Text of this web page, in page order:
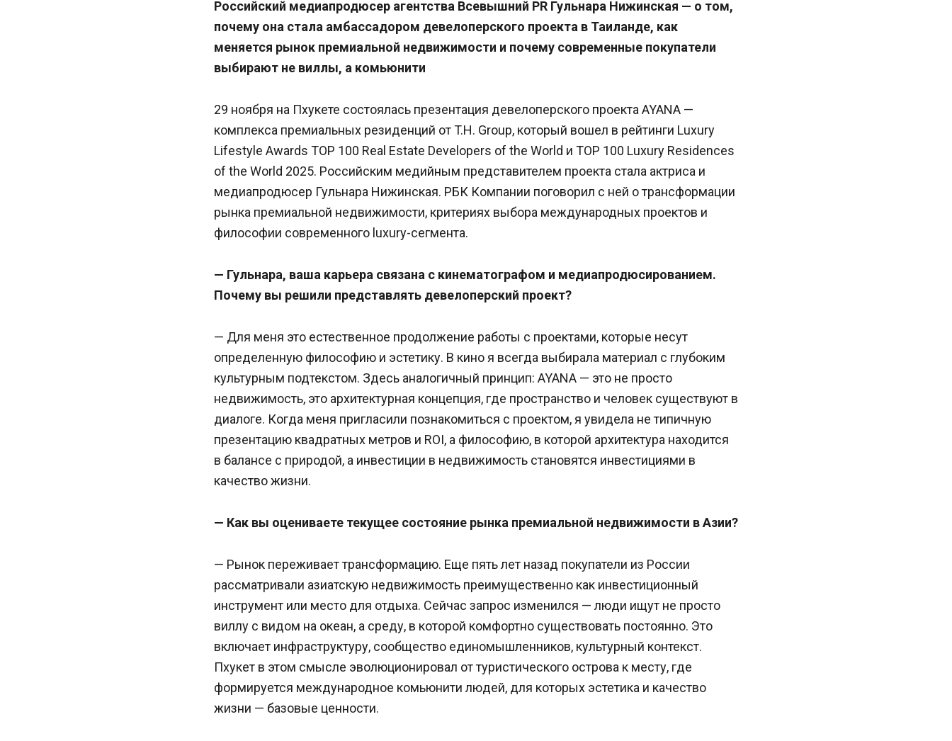
Российский медиапродюсер агентства Всевышний PR Гульнара Нижинская — о том,
почему она стала амбассадором девелоперского проекта в Таиланде, как
меняется рынок премиальной недвижимости и почему современные покупатели
выбирают не виллы, а комьюнити
29 ноября на Пхукете состоялась презентация девелоперского проекта AYANA —
комплекса премиальных резиденций от T.H. Group, который вошел в рейтинги Luxury
Lifestyle Awards TOP 100 Real Estate Developers of the World и TOP 100 Luxury Residences
of the World 2025. Российским медийным представителем проекта стала актриса и
медиапродюсер Гульнара Нижинская. РБК Компании поговорил с ней о трансформации
рынка премиальной недвижимости, критериях выбора международных проектов и
философии современного luxury-сегмента.
— Гульнара, ваша карьера связана с кинематографом и медиапродюсированием.
Почему вы решили представлять девелоперский проект?
— Для меня это естественное продолжение работы с проектами, которые несут
определенную философию и эстетику. В кино я всегда выбирала материал с глубоким
культурным подтекстом. Здесь аналогичный принцип: AYANA — это не просто
недвижимость, это архитектурная концепция, где пространство и человек существуют в
диалоге. Когда меня пригласили познакомиться с проектом, я увидела не типичную
презентацию квадратных метров и ROI, а философию, в которой архитектура находится
в балансе с природой, а инвестиции в недвижимость становятся инвестициями в
качество жизни.
— Как вы оцениваете текущее состояние рынка премиальной недвижимости в Азии?
— Рынок переживает трансформацию. Еще пять лет назад покупатели из России
рассматривали азиатскую недвижимость преимущественно как инвестиционный
инструмент или место для отдыха. Сейчас запрос изменился — люди ищут не просто
виллу с видом на океан, а среду, в которой комфортно существовать постоянно. Это
включает инфраструктуру, сообщество единомышленников, культурный контекст.
Пхукет в этом смысле эволюционировал от туристического острова к месту, где
формируется международное комьюнити людей, для которых эстетика и качество
жизни — базовые ценности.